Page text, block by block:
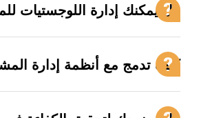
هل يمكنك إدارة اللوجستيات
كيف تدمج مع أنظمة إدارة